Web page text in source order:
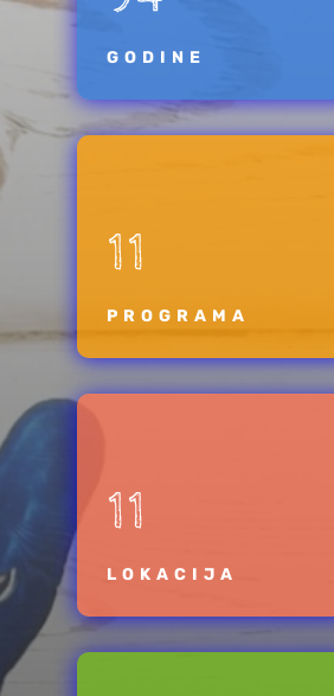
GODINE
11
PROGRAMA
11
LOKACIJA